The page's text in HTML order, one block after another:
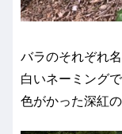
バラのそれぞれ
白いネーミング
色がかった深紅の